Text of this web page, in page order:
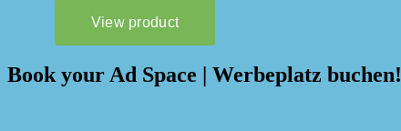
Book your Ad Space | Werbeplatz buchen!